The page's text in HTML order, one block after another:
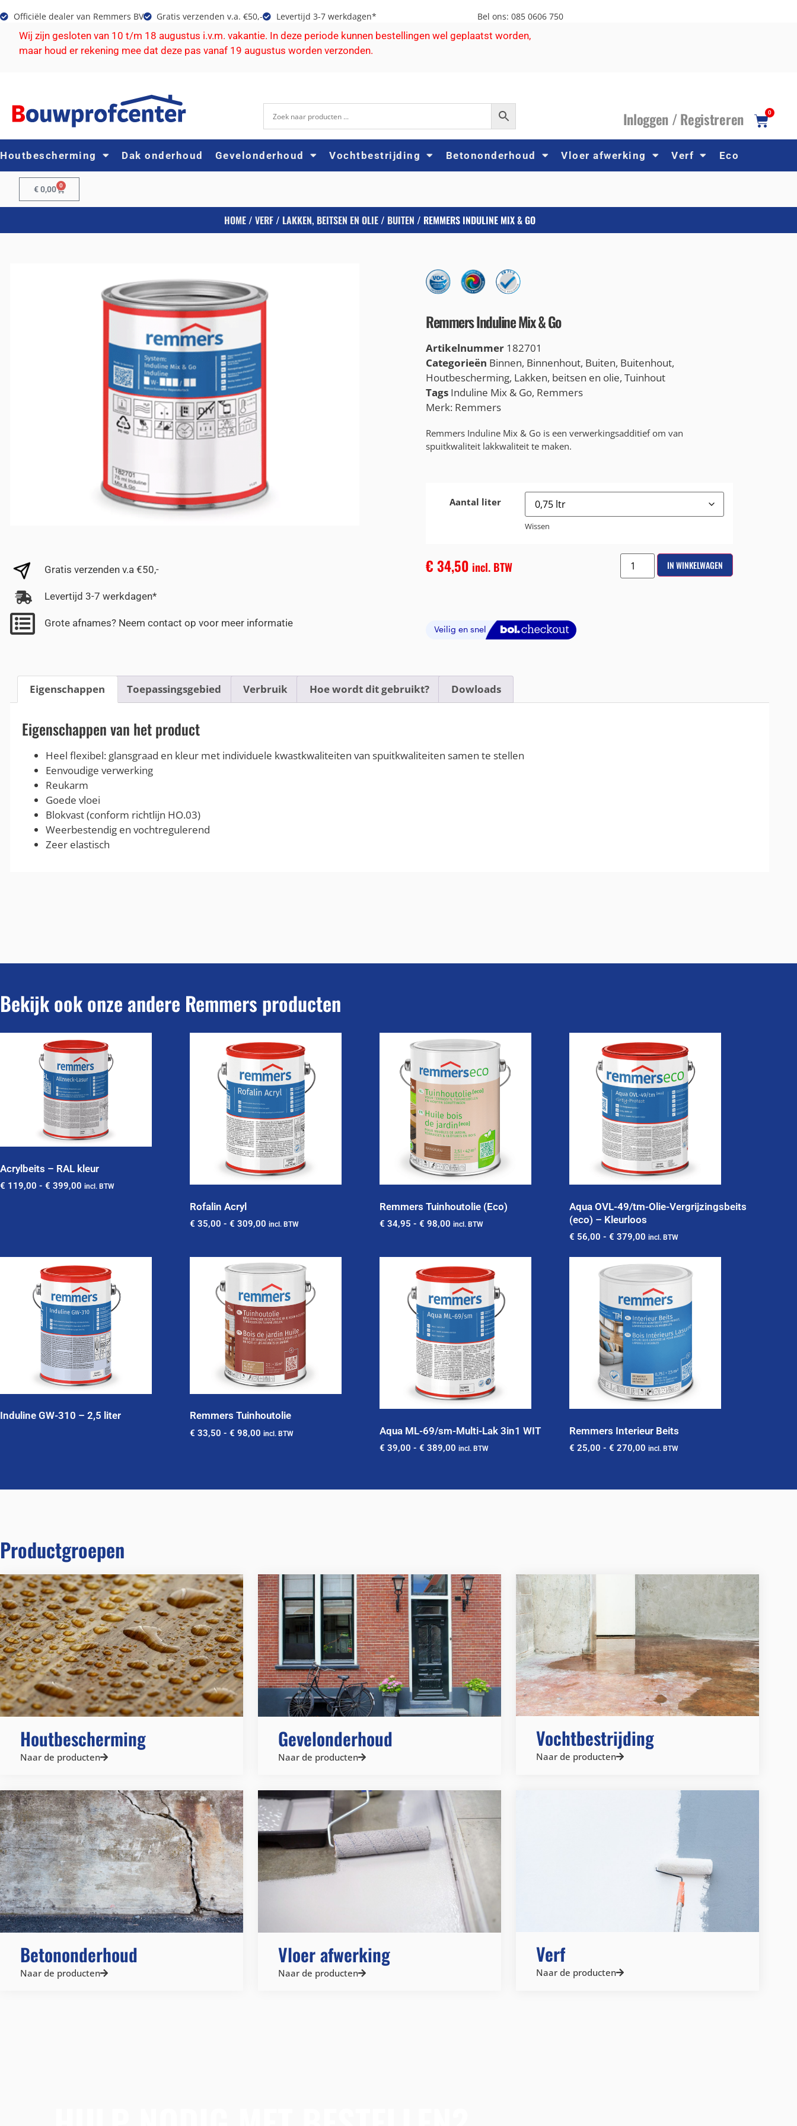
Officiële dealer van Remmers BV Gratis verzenden v.a. €50,- Levertijd 3-7 werkdagen* Bel ons: 085 0606 750
Wij zijn gesloten van 10 t/m 18 augustus i.v.m. vakantie. In deze periode kunnen bestellingen wel geplaatst worden,
maar houd er rekening mee dat deze pas vanaf 19 augustus worden verzonden.
Inloggen /Registreren 0
Houtbescherming Dak onderhoud Gevelonderhoud Vochtbestrijding Betononderhoud Vloer afwerking Verf Eco
€0,00 0
HOME/ VERF/ LAKKEN, BEITSEN EN OLIE/ BUITEN / REMMERS INDULINE MIX & GO
Gratis verzenden v.a €50,-
Levertijd 3-7 werkdagen*
Grote afnames? Neem contact op voor meer informatie
Remmers Induline Mix & Go
Artikelnummer 182701
Categorieën Binnen, Binnenhout, Buiten, Buitenhout,
Houtbescherming, Lakken, beitsen en olie, Tuinhout
Tags Induline Mix & Go, Remmers
Merk: Remmers
Remmers Induline Mix & Go is een verwerkingsadditief om van
spuitkwaliteit lakkwaliteit te maken.
Aantal liter
Wissen
€ 34,50 incl. BTW IN WINKELWAGEN
Eigenschappen Toepassingsgebied Verbruik Hoe wordt dit gebruikt? Dowloads
Eigenschappen van het product
Heel flexibel: glansgraad en kleur met individuele kwastkwaliteiten van spuitkwaliteiten samen te stellen
Eenvoudige verwerking
Reukarm
Goede vloei
Blokvast (conform richtlijn HO.03)
Weerbestendig en vochtregulerend
Zeer elastisch
Bekijk ook onze andere Remmers producten
Acrylbeits – RAL kleur
€ 119,00 - € 399,00 incl. BTW
Rofalin Acryl
€ 35,00 - € 309,00 incl. BTW
Remmers Tuinhoutolie (Eco)
€ 34,95 - € 98,00 incl. BTW
Aqua OVL-49/tm-Olie-Vergrijzingsbeits
(eco) – Kleurloos
€ 56,00 - € 379,00 incl. BTW
Induline GW-310 – 2,5 liter Remmers Tuinhoutolie
€ 33,50 - € 98,00 incl. BTW Aqua ML-69/sm-Multi-Lak 3in1 WIT
€ 39,00 - € 389,00 incl. BTW
Remmers Interieur Beits
€ 25,00 - € 270,00 incl. BTW
Productgroepen
Houtbescherming
Naar de producten
Gevelonderhoud
Naar de producten
Vochtbestrijding
Naar de producten
Betononderhoud
Naar de producten
Vloer afwerking
Naar de producten
Verf
Naar de producten